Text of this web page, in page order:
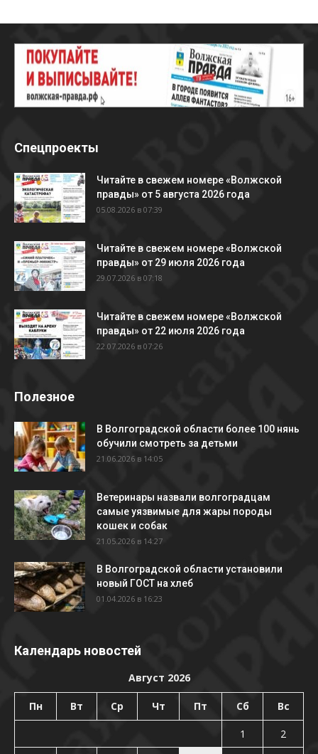
Спецпроекты
Читайте в свежем номере «Волжской
правды» от 5 августа 2026 года
05.08.2026 в 07:39
Читайте в свежем номере «Волжской
правды» от 29 июля 2026 года
29.07.2026 в 07:18
Читайте в свежем номере «Волжской
правды» от 22 июля 2026 года
22.07.2026 в 07:26
Полезное
В Волгоградской области более 100 нянь
обучили смотреть за детьми
21.06.2026 в 14:05
Ветеринары назвали волгоградцам
самые уязвимые для жары породы
кошек и собак
21.05.2026 в 14:27
В Волгоградской области установили
новый ГОСТ на хлеб
01.04.2026 в 16:23
Календарь новостей
Август 2026
Пн Вт Ср Чт Пт Сб Вс
1
2